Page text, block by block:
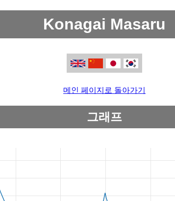
Konagai Masaru
메인 페이지로 돌아가기
그래프